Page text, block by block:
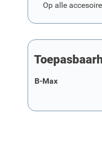
Op alle
B-Max